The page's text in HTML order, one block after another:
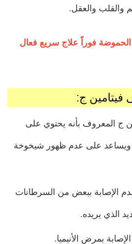
والقلب والعقل.
فوراً علاج سريع فعال
فيتامين ج:
ج المعروف بأنه يحتوي على
ويساعد على عدم ظهور شيخوخة
الإصابة ببعض من السرطانات
الذي يريده.
بمرض الأنيميا.